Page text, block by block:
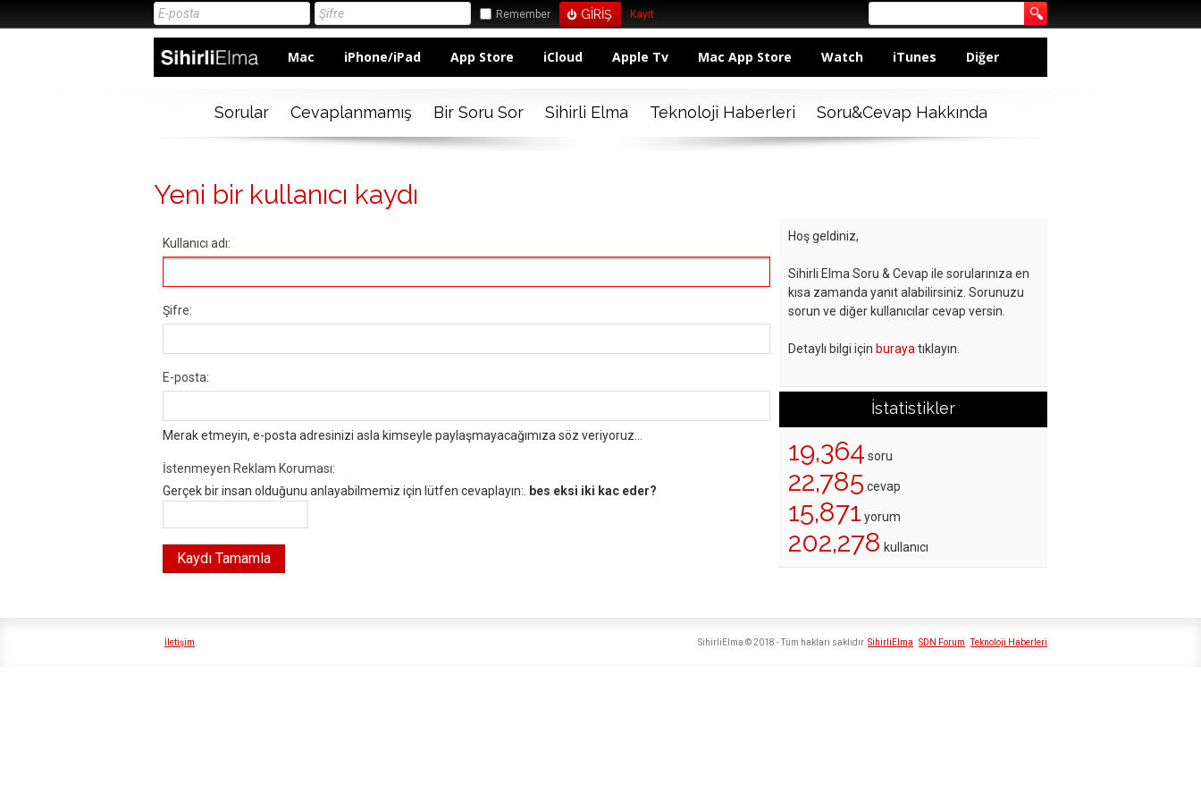
Remember Kayıt
Mac iPhone/iPad App Store iCloud Apple Tv Mac App Store Watch iTunes Diğer
Sorular Cevaplanmamış Bir Soru Sor Sihirli Elma Teknoloji Haberleri Soru&Cevap Hakkında
Yeni bir kullanıcı kaydı
Kullanıcı adı:
Şifre:
E-posta:
Merak etmeyin, e-posta adresinizi asla kimseyle paylaşmayacağımıza söz veriyoruz...
İstenmeyen Reklam Koruması:
Gerçek bir insan olduğunu anlayabilmemiz için lütfen cevaplayın:.
bes eksi iki kac eder?
Hoş geldiniz,
Sihirli Elma Soru & Cevap ile sorularınıza en
kısa zamanda yanıt alabilirsiniz. Sorunuzu
sorun ve diğer kullanıcılar cevap versin.
Detaylı bilgi için buraya tıklayın.
İstatistikler
19,364 soru
22,785 cevap
15,871 yorum
202,278 kullanıcı
İletişim SihirliElma SDN Forum Teknoloji Haberleri
SihirliElma © 2018 - Tüm hakları saklıdır